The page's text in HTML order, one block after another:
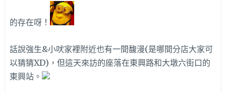
的存在呀！
話說強生&小吠家裡附近也有一間馥漫(是哪間分店大家可
以猜猜XD)，但這天來訪的座落在東興路和大墩六街口的
東興站。